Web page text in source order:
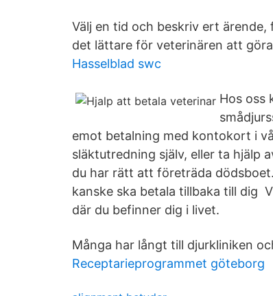
Välj en tid och beskriv ert
det lättare för veterinären att
Hasselblad swc
Hos oss
emot betalning med kontokort i
släktutredning själv, eller ta hjälp
du har rätt att företräda
kanske ska betala tillbaka till dig
där du befinner dig i livet.
Många har långt till djurkliniken
Receptarieprogrammet göteborg